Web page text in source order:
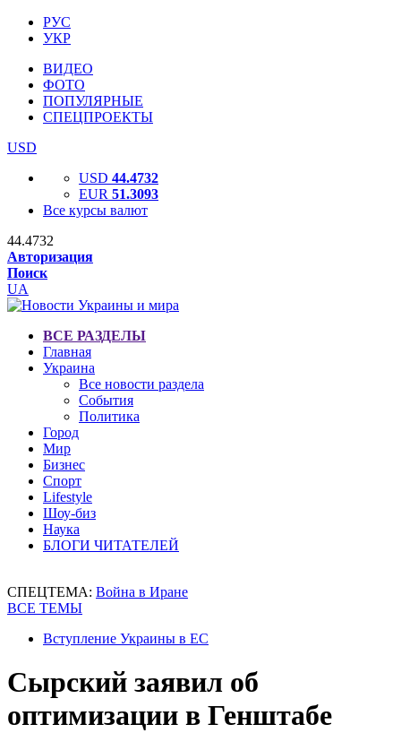
РУС
УКР
ВИДЕО
ФОТО
ПОПУЛЯРНЫЕ
СПЕЦПРОЕКТЫ
USD
USD 44.4732
EUR 51.3093
Все курсы валют
44.4732
Авторизация
Поиск
UA
ВСЕ РАЗДЕЛЫ
Главная
Украина
Все новости раздела
События
Политика
Город
Мир
Бизнес
Спорт
Lifestyle
Шоу-биз
Наука
БЛОГИ ЧИТАТЕЛЕЙ
СПЕЦТЕМА: Война в Иране
ВСЕ ТЕМЫ
Вступление Украины в ЕС
Сырский заявил об
оптимизации в Генштабе